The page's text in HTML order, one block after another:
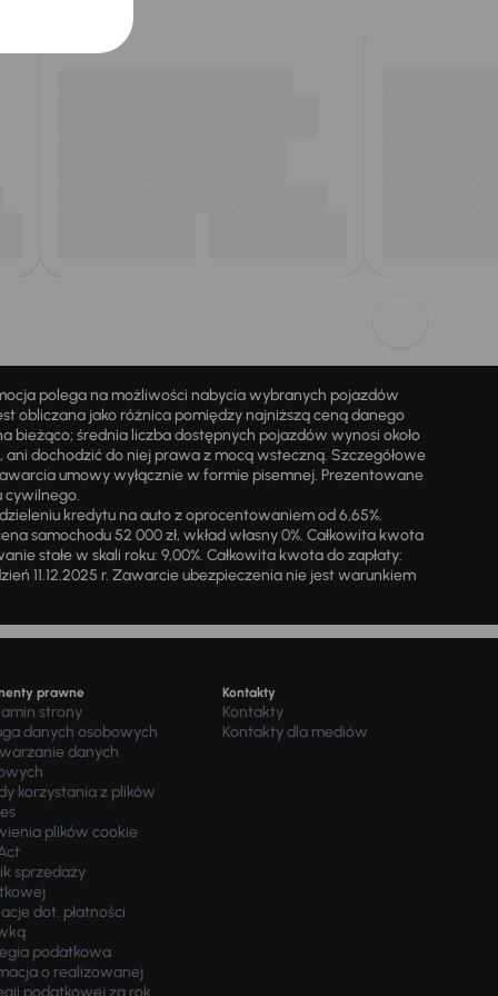
polega na możliwości nabycia wybranych pojazdów
obliczana jako różnica pomiędzy najniższą ceną danego
bieżąco; średnia liczba dostępnych pojazdów wynosi około
dochodzić do niej prawa z mocą wsteczną. Szczegółowe
umowy wyłącznie w formie pisemnej. Prezentowane
cywilnego.
kredytu na auto z oprocentowaniem od 6,65%.
samochodu 52 000 zł, wkład własny 0%. Całkowita kwota
stałe w skali roku: 9,00%. Całkowita kwota do zapłaty:
11.12.2025 r. Zawarcie ubezpieczenia nie jest warunkiem
prawne
strony
danych osobowych
danych
korzystania z plików
plików cookie
sprzedaży
dot. płatności
podatkowa
o realizowanej
podatkowej za rok
Kontakty
Kontakty
Kontakty dla mediów